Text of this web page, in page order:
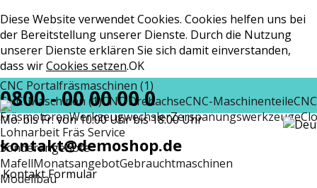
Diese Website verwendet Cookies. Cookies helfen uns bei
der Bereitstellung unserer Dienste. Durch die Nutzung
unserer Dienste erklären Sie sich damit einverstanden,
dass wirCookies setzen.OK
CNC Portalfräsmaschinen (1)
CNC-Maschinen (1)CNC DrehachseCNC-Maschinenteile
FräsmotorenWerkzeugwechslerZerspanungswerkzeuge
Lohnarbeit Fräs Service
Sonderangebote
MafellMonatsangebotGebrauchtmaschinen
Modellbau
0800 - 00 00 00 0
Mo. bis Fr. von 10:00 Uhr bis 18:00 Uhr
kontakt@demoshop.de
Kontakt Formular